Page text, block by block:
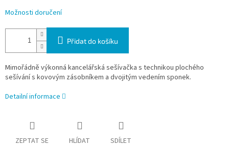
Možnosti doručení
Přidat do košíku
Mimořádně výkonná kancelářská sešívačka s technikou plochého
sešívání s kovovým zásobníkem a dvojitým vedením sponek.
Detailní informace
ZEPTAT SE HLÍDAT SDÍLET